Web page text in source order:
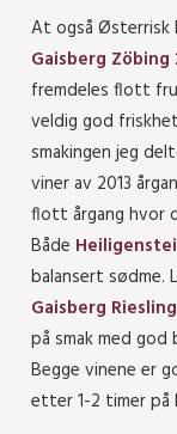
At også Østerrisk
Gaisberg Zöbing
fremdeles flott
veldig god
smakingen jeg
viner av 2013
flott årgang hvor
Både
balansert sødme.
Gaisberg
på smak med
Begge vinene er
etter 1-2 timer på